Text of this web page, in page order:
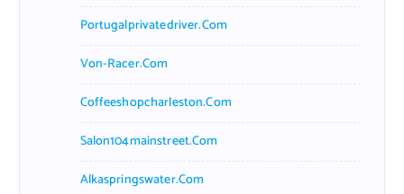
Portugalprivatedriver.com
Von-Racer.com
Coffeeshopcharleston.com
Salon104mainstreet.com
Alkaspringswater.com